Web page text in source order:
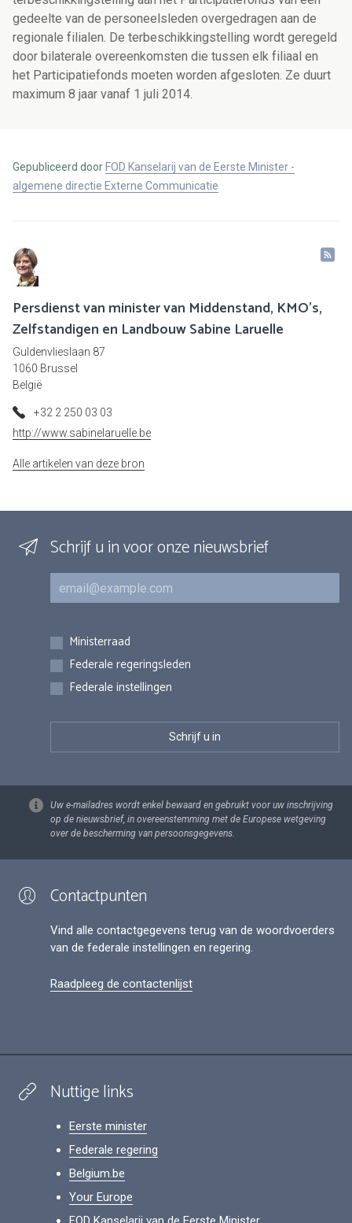
gedeelte van de personeelsleden overgedragen aan de
regionale filialen. De terbeschikkingstelling wordt geregeld
door bilaterale overeenkomsten die tussen elk filiaal en
het Participatiefonds moeten worden afgesloten. Ze duurt
maximum 8 jaar vanaf 1 juli 2014.
Gepubliceerd door FOD Kanselarij van de Eerste Minister -
algemene directie Externe Communicatie
Persdienst van minister van Middenstand, KMO's,
Zelfstandigen en Landbouw Sabine Laruelle
Guldenvlieslaan 87
1060 Brussel
België
+32 2 250 03 03
http://www.sabinelaruelle.be
Alle artikelen van deze bron
Schrijf u in voor onze nieuwsbrief
E-mail
Inschrijvingen
Ministerraad
Federale regeringsleden
Federale instellingen
Uw e-mailadres wordt enkel bewaard en gebruikt voor uw inschrijving
op de nieuwsbrief, in overeenstemming met de Europese wetgeving
over de bescherming van persoonsgegevens.
Contactpunten
Vind alle contactgegevens terug van de woordvoerders
van de federale instellingen en regering.
Raadpleeg de contactenlijst
Nuttige links
Eerste minister
Federale regering
Belgium.be
Your Europe